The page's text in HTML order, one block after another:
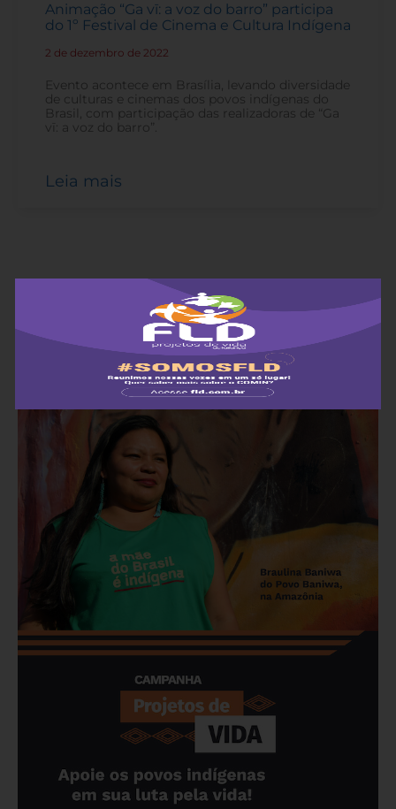
Animação “Ga vī: a voz do barro” participa
do 1º Festival de Cinema e Cultura Indígena
2 de dezembro de 2022
Evento acontece em Brasília, levando diversidade
de culturas e cinemas dos povos indígenas do
Brasil, com participação das realizadoras de “Ga
vī: a voz do barro”.
Leia mais
ANTERIORES